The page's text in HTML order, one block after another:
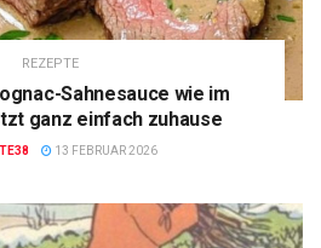
REZEPTE
Sahnesauce wie im
ganz einfach zuhause
13 FEBRUAR 2026